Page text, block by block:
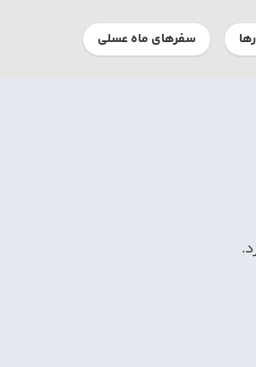
سفرهای ماه عسلی